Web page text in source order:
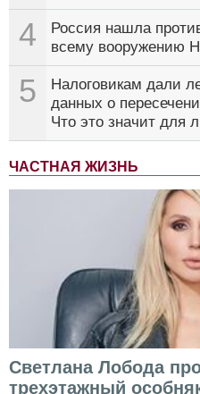
4
Россия нашла
всему вооружению
5
Налоговикам дали
данных о
Что это значит для
ЧАСТНАЯ ЖИЗНЬ
Светлана Лобода
трехэтажный